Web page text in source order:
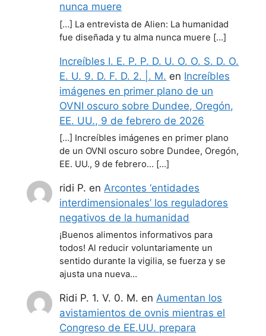
nunca muere
[…] La entrevista de Alien: La humanidad
fue diseñada y tu alma nunca muere […]
Increíbles I. E. P. P. D. U. O. O. S. D. O.
E. U. 9. D. F. D. 2. |. M. en Increíbles
imágenes en primer plano de un
OVNI oscuro sobre Dundee, Oregón,
EE. UU., 9 de febrero de 2026
[…] Increíbles imágenes en primer plano
de un OVNI oscuro sobre Dundee, Oregón,
EE. UU., 9 de febrero… […]
ridi P. en Arcontes ‘entidades
interdimensionales’ los reguladores
negativos de la humanidad
¡Buenos alimentos informativos para
todos! Al reducir voluntariamente un
sentido durante la vigilia, se fuerza y se
ajusta una nueva…
Ridi P. 1. V. 0. M. enAumentan los
avistamientos de ovnis mientras el
Congreso de EE.UU. prepara